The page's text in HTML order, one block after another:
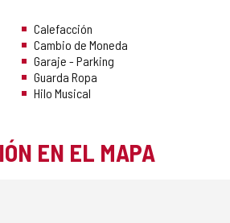
Calefacción
Cambio de Moneda
Garaje - Parking
Guarda Ropa
Hilo Musical
EN EL MAPA